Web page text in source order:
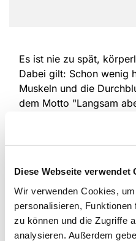
Diese Webseite verwendet
Wir verwenden Cookies,
personalisieren,
zu können und die Zugriffe
analysieren. Außerdem
Es ist nie zu spät,
Dabei gilt: Schon wenig
Muskeln und die
dem Motto "Langsam
Tricks zum sicheren
Rollator gezeigt - wie
Bordsteinen und Stufen,
sowie sicheres Bremsen.
den Kurs an.
jeden Montag von 10:00
wöchentlich